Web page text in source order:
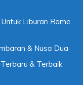
Liburan Rame
& Nusa Dua
& Terbaik